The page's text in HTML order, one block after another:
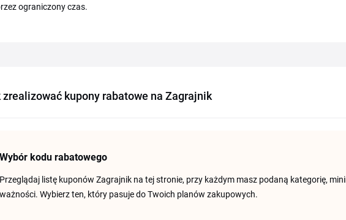
ograniczony czas.
zrealizować kupony rabatowe na Zagrajnik
Wybór kodu rabatowego
Przeglądaj listę kuponów Zagrajnik na tej stronie, przy każdym masz podaną kategorię,
ważności. Wybierz ten, który pasuje do Twoich planów zakupowych.